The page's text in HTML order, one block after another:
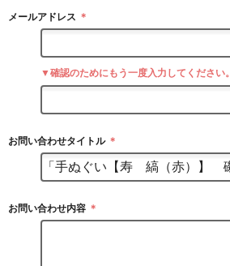
メールアドレス ＊
▼確認のためにもう一度入力してください。
お問い合わせタイトル ＊
お問い合わせ内容 ＊